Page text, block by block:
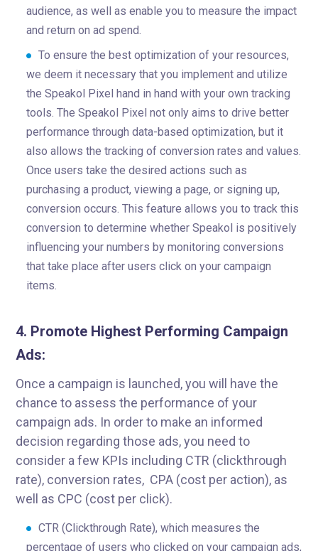
audience, as well as enable you to measure the impact
and return on ad spend.
To ensure the best optimization of your resources,
we deem it necessary that you implement and utilize
the Speakol Pixel hand in hand with your own tracking
tools. The Speakol Pixel not only aims to drive better
performance through data-based optimization, but it
also allows the tracking of conversion rates and values.
Once users take the desired actions such as
purchasing a product, viewing a page, or signing up,
conversion occurs. This feature allows you to track this
conversion to determine whether Speakol is positively
influencing your numbers by monitoring conversions
that take place after users click on your campaign
items.
4. Promote Highest Performing Campaign
Ads:
Once a campaign is launched, you will have the
chance to assess the performance of your
campaign ads. In order to make an informed
decision regarding those ads, you need to
consider a few KPIs including CTR (clickthrough
rate), conversion rates, CPA (cost per action), as
well as CPC (cost per click).
CTR (Clickthrough Rate), which measures the
percentage of users who clicked on your campaign ads,